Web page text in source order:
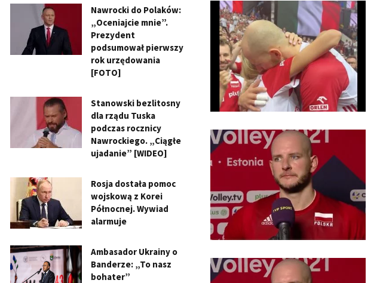
Nawrocki do Polaków:
„Oceniajcie mnie”.
Prezydent
podsumował pierwszy
rok urzędowania
[FOTO]
Stanowski bezlitosny
dla rządu Tuska
podczas rocznicy
Nawrockiego. „Ciągłe
ujadanie” [WIDEO]
Rosja dostała pomoc
wojskową z Korei
Północnej. Wywiad
alarmuje
Ambasador Ukrainy o
Banderze: „To nasz
bohater”